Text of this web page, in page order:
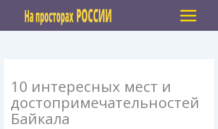
содержимому
10 интересных мест и
достопримечательностей
Байкала